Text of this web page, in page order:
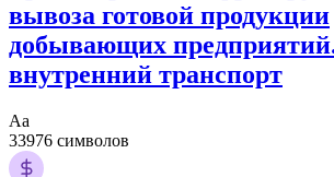
вывоза готовой продукции
добывающих
внутренний транспорт
Аа
33976 символов